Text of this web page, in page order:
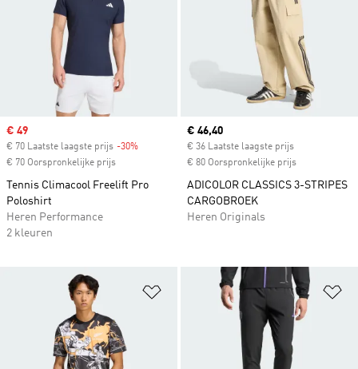
Sale price
€ 49
€ 70 Laatste laagste prijs -30%
€ 70 Oorspronkelijke prijs
Tennis Climacool Freelift Pro
Poloshirt
Heren Performance
2 kleuren
Current price
€ 46,40
€ 36 Laatste laagste prijs
€ 80 Oorspronkelijke prijs
ADICOLOR CLASSICS 3-STRIPES
CARGOBROEK
Heren Originals
Op verlanglijst zetten